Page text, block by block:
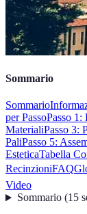
Sommario
Sommario
per PassoPasso 1:
MaterialiPasso 3:
PaliPasso 5:
EsteticaTabella
RecinzioniFAQ
Video
Sommario(15